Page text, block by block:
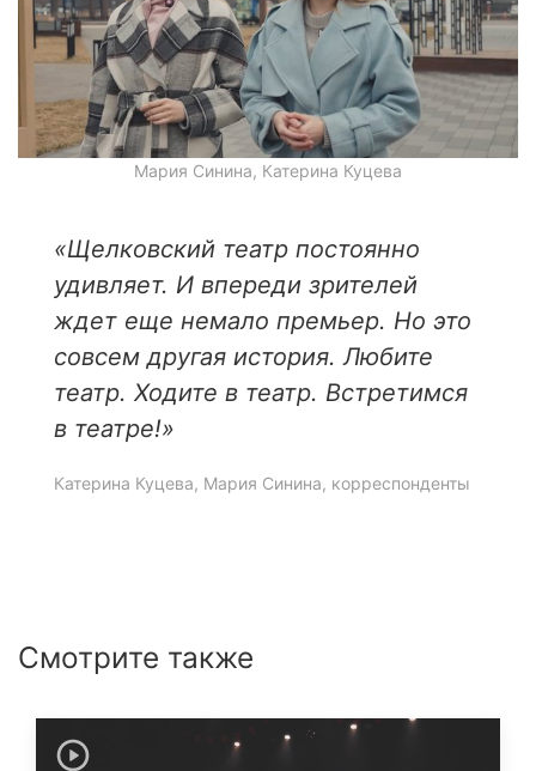
Мария Синина, Катерина Куцева
«Щелковский театр постоянно
удивляет. И впереди зрителей
ждет еще немало премьер. Но это
совсем другая история. Любите
театр. Ходите в театр. Встретимся
в театре!»
Катерина Куцева, Мария Синина, корреспонденты
Смотрите также